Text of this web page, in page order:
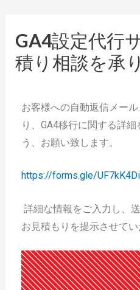
GA4設定代行
積り相談を承
お客様への自動返信メー
り、GA4移行に関する詳
う、お願い致します。
https://forms.gle/
詳細な情報をご入力し、
お見積もりを提示させてい